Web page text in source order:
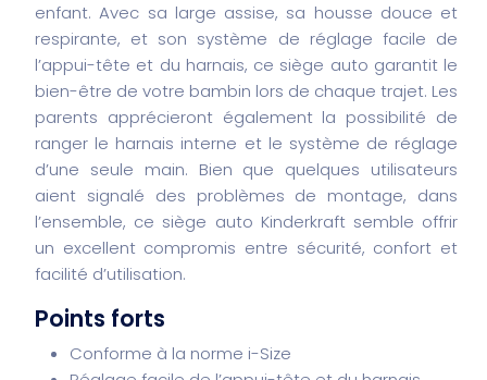
enfant. Avec sa large assise, sa housse douce et
respirante, et son système de réglage facile de
l’appui-tête et du harnais, ce siège auto garantit le
bien-être de votre bambin lors de chaque trajet. Les
parents apprécieront également la possibilité de
ranger le harnais interne et le système de réglage
d’une seule main. Bien que quelques utilisateurs
aient signalé des problèmes de montage, dans
l’ensemble, ce siège auto Kinderkraft semble offrir
un excellent compromis entre sécurité, confort et
facilité d’utilisation.
Points forts
Conforme à la norme i-Size